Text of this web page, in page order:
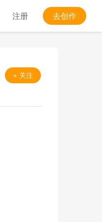
注册 去创作
+ 关注